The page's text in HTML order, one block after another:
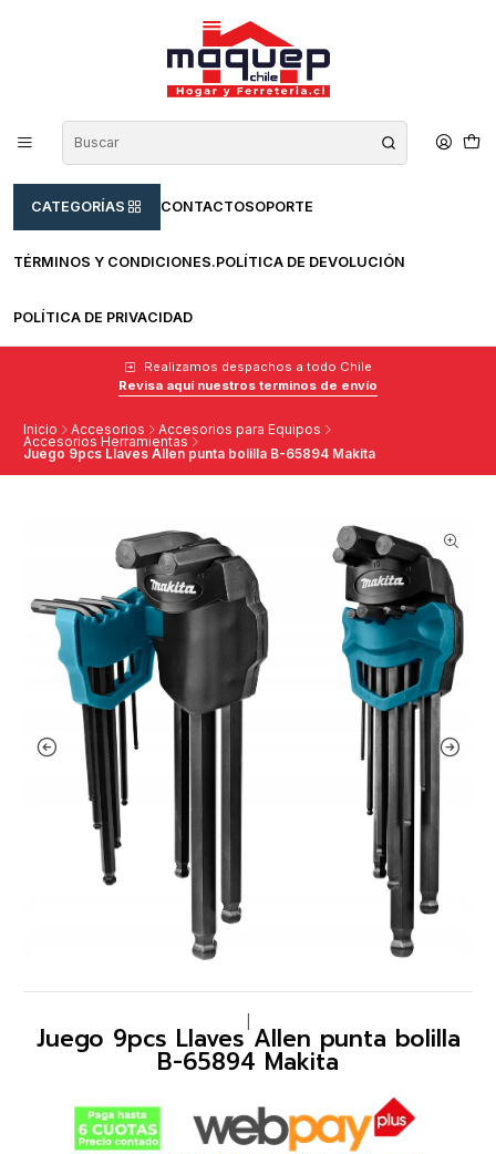
CATEGORÍAS CONTACTOSOPORTE
TÉRMINOS Y CONDICIONES.POLÍTICA DE DEVOLUCIÓN
POLÍTICA DE PRIVACIDAD
Realizamos despachos a todo Chile
Revisa aquí nuestros terminos de envío
Inicio Accesorios Accesorios para Equipos
Accesorios Herramientas
Juego 9pcs Llaves Allen punta bolilla B-65894 Makita
Juego 9pcs Llaves Allen punta bolilla
B-65894 Makita